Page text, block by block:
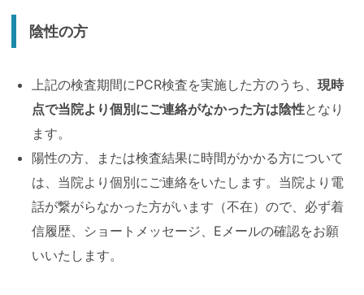
陰性の方
上記の検査期間にPCR検査を実施した方のうち、 現時
点で当院より個別にご連絡がなかった方は陰性となり
ます。
陽性の方、または検査結果に時間がかかる方について
は、当院より個別にご連絡をいたします。当院より電
話が繋がらなかった方がいます（不在）ので、必ず着
信履歴、ショートメッセージ、Eメールの確認をお願
いいたします。